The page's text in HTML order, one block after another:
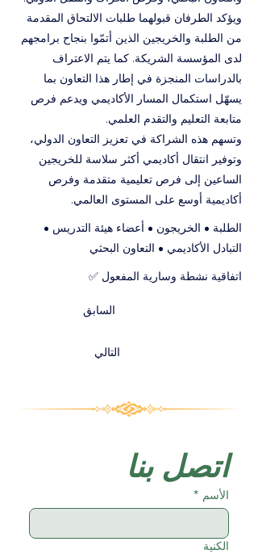
ويؤكد الطرفان قبولهما طلبات الالتحاق المقدمة
من الطلبة والخريجين الذين أتمّوا بنجاح برامجهم
لدى المؤسسة الشريكة. كما يتم الاعتراف
بالدراسات المنجزة في إطار هذا التعاون بما
يسهّل استكمال المسار الأكاديمي ويدعم فرص
متابعة التعليم والتقدم العلمي.
وتسهم هذه الشراكة في تعزيز التعاون الدولي،
وتوفير انتقال أكاديمي أكثر سلاسة للخريجين
الساعين إلى فرص تعليمية متقدمة وفرص
أكاديمية أوسع على المستوى العالمي.
الطلبة • الخريجون • أعضاء هيئة التدريس •
التبادل الأكاديمي • التعاون البحثي
اتفاقية نشطة وسارية المفعول ✅
السابق
التالي
اتصل بنا
الأسم *
الكنية